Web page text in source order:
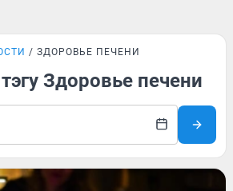
ЗДОРОВЬЕ ПЕЧЕНИ
Здоровье печени